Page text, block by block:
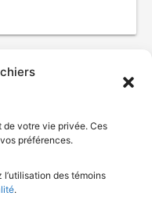
de votre vie privée. Ces
préférences.
des témoins
.
2026